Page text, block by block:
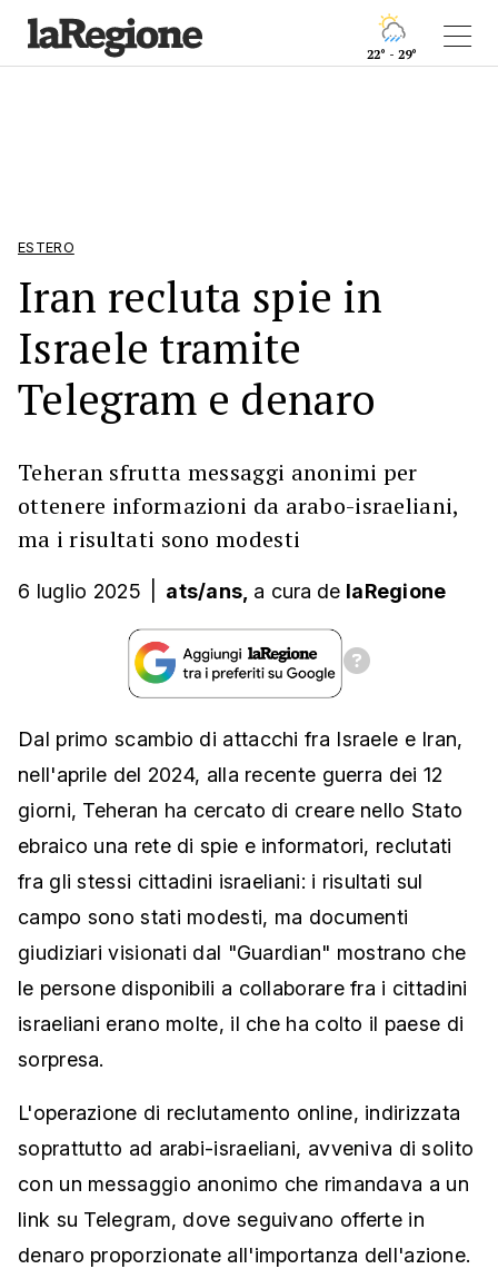
22° - 29°
ESTERO
Iran recluta spie in
Israele tramite
Telegram e denaro
Teheran sfrutta messaggi anonimi per
ottenere informazioni da arabo-israeliani,
ma i risultati sono modesti
6 luglio 2025 ats/ans, a cura de laRegione
Dal primo scambio di attacchi fra Israele e Iran,
nell'aprile del 2024, alla recente guerra dei 12
giorni, Teheran ha cercato di creare nello Stato
ebraico una rete di spie e informatori, reclutati
fra gli stessi cittadini israeliani: i risultati sul
campo sono stati modesti, ma documenti
giudiziari visionati dal "Guardian" mostrano che
le persone disponibili a collaborare fra i cittadini
israeliani erano molte, il che ha colto il paese di
sorpresa.
L'operazione di reclutamento online, indirizzata
soprattutto ad arabi-israeliani, avveniva di solito
con un messaggio anonimo che rimandava a un
link su Telegram, dove seguivano offerte in
denaro proporzionate all'importanza dell'azione.